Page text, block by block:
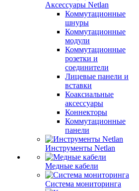
Аксессуары Netlan
Коммутационные
шнуры
Коммутационные
модули
Коммутационные
розетки и
соединители
Лицевые панели и
вставки
Коаксиальные
аксессуары
Коннекторы
Коммутационные
панели
Инструменты Netlan
Медные кабели
Система мониторинга